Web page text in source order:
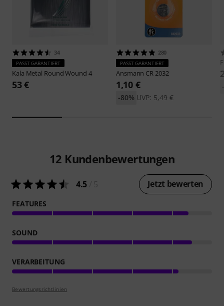
34
PASST GARANTIERT
Kala Metal Round Wound 4
53 €
280
PASST GARANTIERT
Ansmann CR 2032
1,10 €
UVP: 5,49 €
-80%
12 Kundenbewertungen
4.5 Jetzt bewerten
FEATURES
SOUND
VERARBEITUNG
Bewertungsrichtlinien